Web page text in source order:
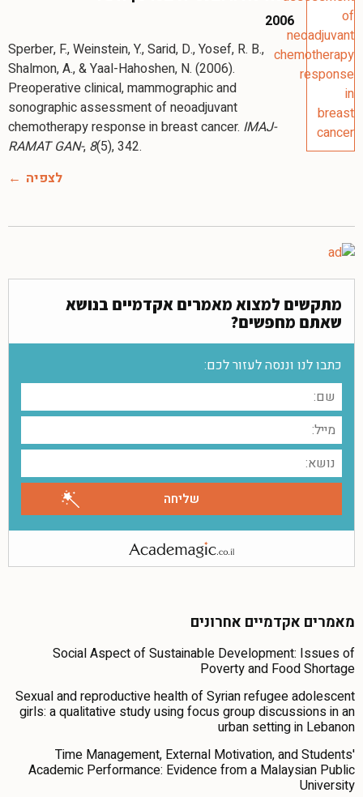
2006
Sperber, F., Weinstein, Y., Sarid, D., Yosef, R. B.,
Shalmon, A., & Yaal-Hahoshen, N. (2006).
Preoperative clinical, mammographic and
sonographic assessment of neoadjuvant
chemotherapy response in breast cancer. IMAJ-
RAMAT GAN-, 8(5), 342.
לצפיה
מתקשים למצוא מאמרים אקדמיים בנושא
שאתם מחפשים?
כתבו לנו וננסה לעזור לכם:
מאמרים אקדמיים אחרונים
Social Aspect of Sustainable Development: Issues of
Poverty and Food Shortage
Sexual and reproductive health of Syrian refugee adolescent
girls: a qualitative study using focus group discussions in an
urban setting in Lebanon
Time Management, External Motivation, and Students'
Academic Performance: Evidence from a Malaysian Public
University